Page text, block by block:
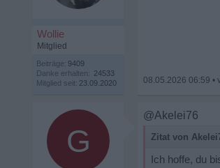
Wollie
Mitglied
Beiträge: 9409
Danke erhalten: 24533
Mitglied seit: 23.09.2020 08.05.2026 06:59 •
G
@Akelei76
Zitat von
Ich hoffe, du